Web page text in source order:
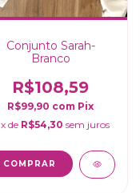
Conjunto Sarah-
Branco
R$108,59
R$99,90 com Pix
x de R$54,30 sem juros
COMPRAR